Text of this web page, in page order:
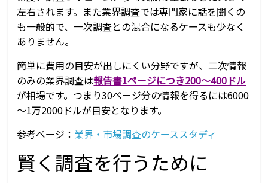
左右されます。また業界調査では専門家に話を聞くの
も一般的で、一次調査との混合になるケースも少なく
ありません。
簡単に費用の目安が出しにくい分野ですが、二次情報
のみの業界調査は報告書1ページにつき200～400ドル
が相場です。つまり30ページ分の情報を得るには6000
～1万2000ドルが目安となります。
参考ページ：業界・市場調査のケーススタディ
賢く調査を行うために